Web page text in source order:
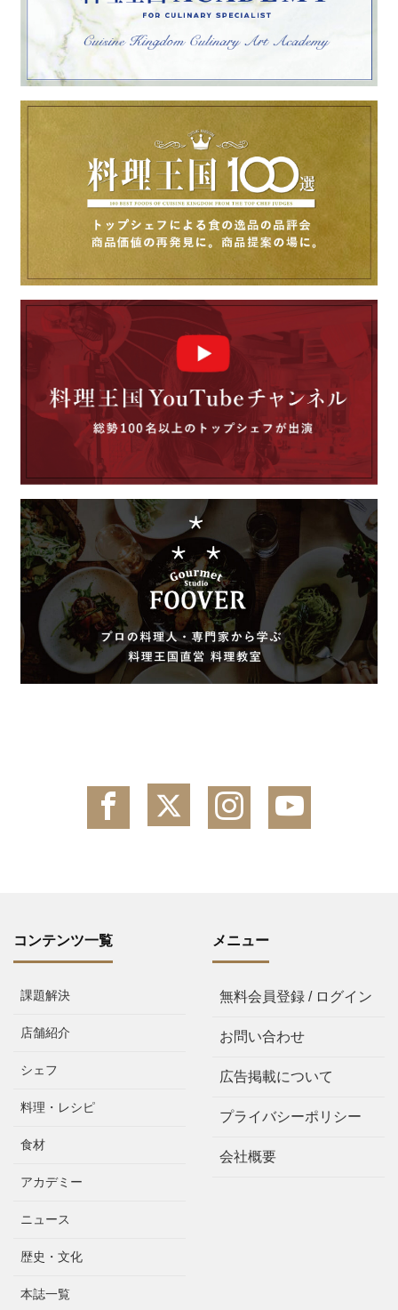
コンテンツ一覧
課題解決
店舗紹介
シェフ
料理・レシピ
食材
アカデミー
ニュース
歴史・文化
本誌一覧
メニュー
無料会員登録 / ログイン
お問い合わせ
広告掲載について
プライバシーポリシー
会社概要